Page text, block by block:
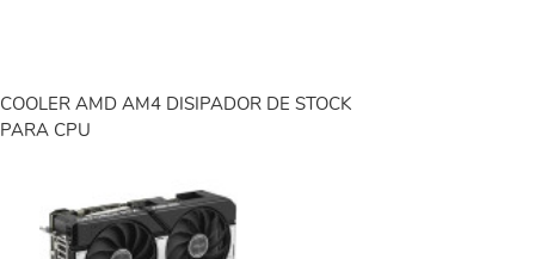
COOLER AMD AM4 DISIPADOR DE STOCK
PARA CPU